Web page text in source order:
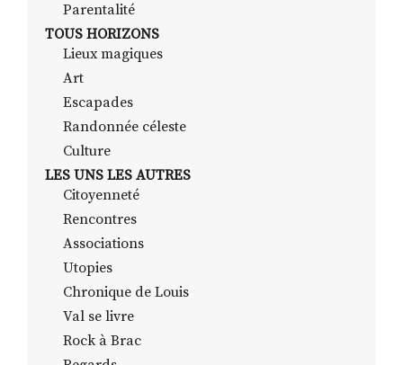
Parentalité
TOUS HORIZONS
Lieux magiques
Art
Escapades
Randonnée céleste
Culture
LES UNS LES AUTRES
Citoyenneté
Rencontres
Associations
Utopies
Chronique de Louis
Val se livre
Rock à Brac